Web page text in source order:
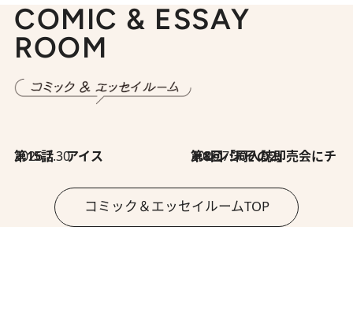
COMIC & ESSAY
ROOM
2026.7.30
第15話 アイス 2026.7.30
第8回「同人誌即売会にチャレンジ その2」
コミック＆エッセイルームTOP